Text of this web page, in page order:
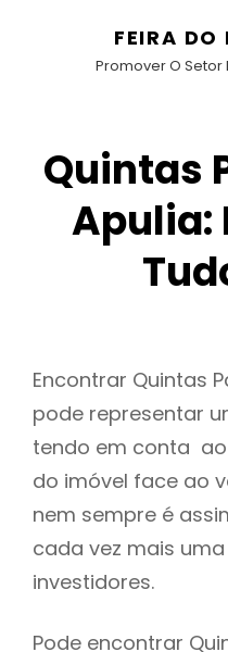
FEIRA DO
Promover O
Quintas
Apulia:
Encontrar Quintas
pode representar
tendo em conta
do imóvel face ao
nem sempre é
cada vez mais
investidores.
Pode encontrar